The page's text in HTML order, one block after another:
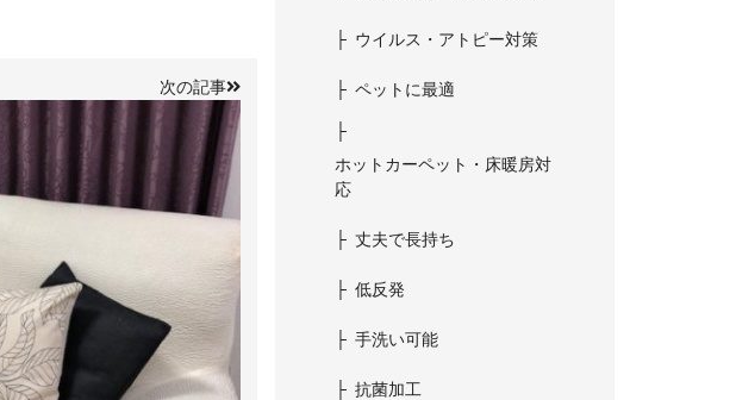
次の記事
ウイルス・アトピー対策
ペットに最適
ホットカーペット・床暖房対
応
丈夫で長持ち
低反発
手洗い可能
抗菌加工